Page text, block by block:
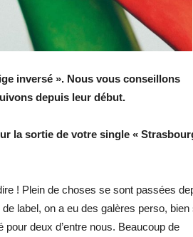
inversé ». Nous vous conseillons
depuis leur début.
la sortie de votre single «
! Plein de choses se sont passées
label, on a eu des galères perso, bien
deux d’entre nous. Beaucoup de